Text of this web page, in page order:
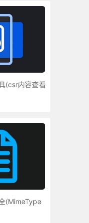
(csr内容查看
(MimeType